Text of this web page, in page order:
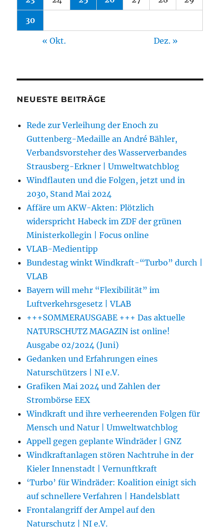
30
« Okt. Dez. »
NEUESTE BEITRÄGE
Rede zur Verleihung der Enoch zu
Guttenberg-Medaille an André Bähler,
Verbandsvorsteher des Wasserverbandes
Strausberg-Erkner | Umweltwatchblog
Windflauten und die Folgen, jetzt und in
2030, Stand Mai 2024
Affäre um AKW-Akten: Plötzlich
widerspricht Habeck im ZDF der grünen
Ministerkollegin | Focus online
VLAB-Medientipp
Bundestag winkt Windkraft-“Turbo” durch |
VLAB
Bayern will mehr “Flexibilität” im
Luftverkehrsgesetz | VLAB
+++SOMMERAUSGABE +++ Das aktuelle
NATURSCHUTZ MAGAZIN ist online!
Ausgabe 02/2024 (Juni)
Gedanken und Erfahrungen eines
Naturschützers | NI e.V.
Grafiken Mai 2024 und Zahlen der
Strombörse EEX
Windkraft und ihre verheerenden Folgen für
Mensch und Natur | Umweltwatchblog
Appell gegen geplante Windräder | GNZ
Windkraftanlagen stören Nachtruhe in der
Kieler Innenstadt | Vernunftkraft
‘Turbo’ für Windräder: Koalition einigt sich
auf schnellere Verfahren | Handelsblatt
Frontalangriff der Ampel auf den
Naturschutz | NI e.V.